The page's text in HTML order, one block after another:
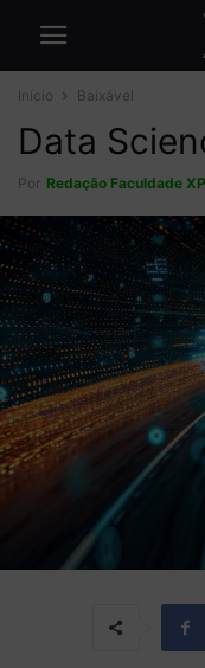
Início Baixável
Data
Por Redação Faculdade XP